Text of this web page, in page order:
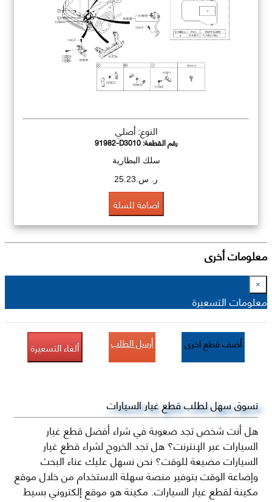
النوع: أصلي
رقم القطعة:91982-D3010
سلك البطارية
ر. س.25.23
اضافة للسلة
معلومات أخرى
×
معلومات التسعيرة
أضف قطع اخرى أرسل الطلب ألغاء التسعيرة
تسوق سهل لطلب قطع غيار السيارات
هل أنت شخص تجد صعوبة في شراء أفضل قطع غيار
السيارات عبر الإنترنت؟ هل تجد الخروج لشراء قطع غيار
السيارات مضيعة للوقت؟ نحن نسهل عليك عناء البحث
وإضاعة الوقت بتوفير منصة سهلة الاستخدام من خلال موقع
مكينة لقطع غيار السيارات. مكينة هو موقع إلكتروني بسيط